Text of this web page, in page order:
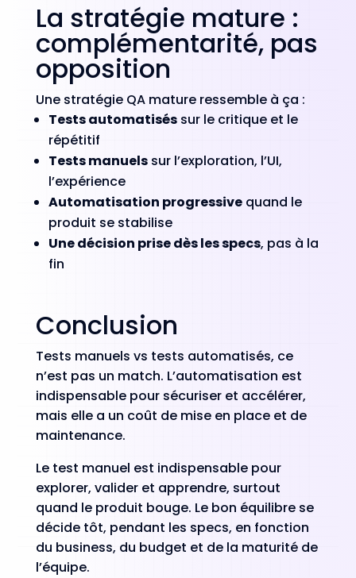
La stratégie mature :
complémentarité, pas
opposition
Une stratégie QA mature ressemble à ça :
Tests automatiséssur le critique et le
répétitif
Tests manuelssur l’exploration, l’UI,
l’expérience
Automatisation progressivequand le
produit se stabilise
Une décision prise dès les specs, pas à la
fin
Conclusion
Tests manuels vs tests automatisés, ce
n’est pas un match. L’automatisation est
indispensable pour sécuriser et accélérer,
mais elle a un coût de mise en place et de
maintenance.
Le test manuel est indispensable pour
explorer, valider et apprendre, surtout
quand le produit bouge. Le bon équilibre se
décide tôt, pendant les specs, en fonction
du business, du budget et de la maturité de
l’équipe.